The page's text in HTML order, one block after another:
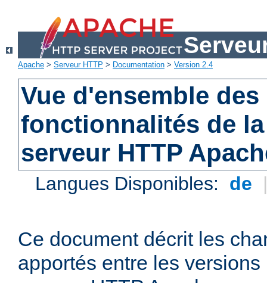
Apache > Serveur HTTP > Documentation > Version 2.4
Vue d'ensemble
fonctionnalités de
serveur HTTP
Langues Disponibles: de
Ce document décrit les
apportés entre les versions